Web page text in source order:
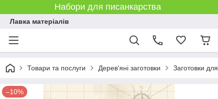
Набори для писанкарства
Лавка матеріалів
Товари та послуги Дерев'яні заготовки Заготовки
–10%